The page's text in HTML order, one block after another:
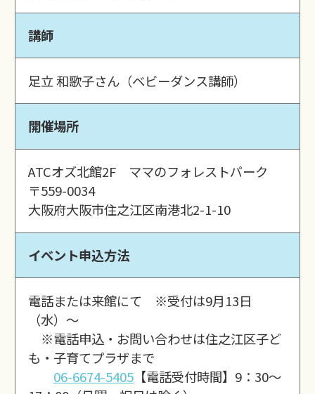
講師
足立 和歌子さん（ベビーダンス講師）
開催場所
ATCオズ北館2F ママのフォレストパーク
〒559-0034
大阪府大阪市住之江区南港北2-1-10
イベント申込方法
電話または来館にて ※受付は9月13日
（水）～
※電話申込・お問い合わせは住之江区子ど
も・子育てプラザまで
06-6674-5405 【電話受付時間】9：30～